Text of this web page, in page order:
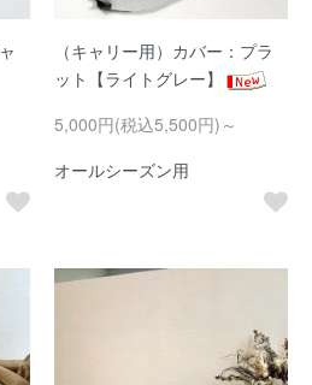
（キャリー用）カバー：プラ
ット【ライトグレー】
5,000円(税込5,500円)～
オールシーズン用